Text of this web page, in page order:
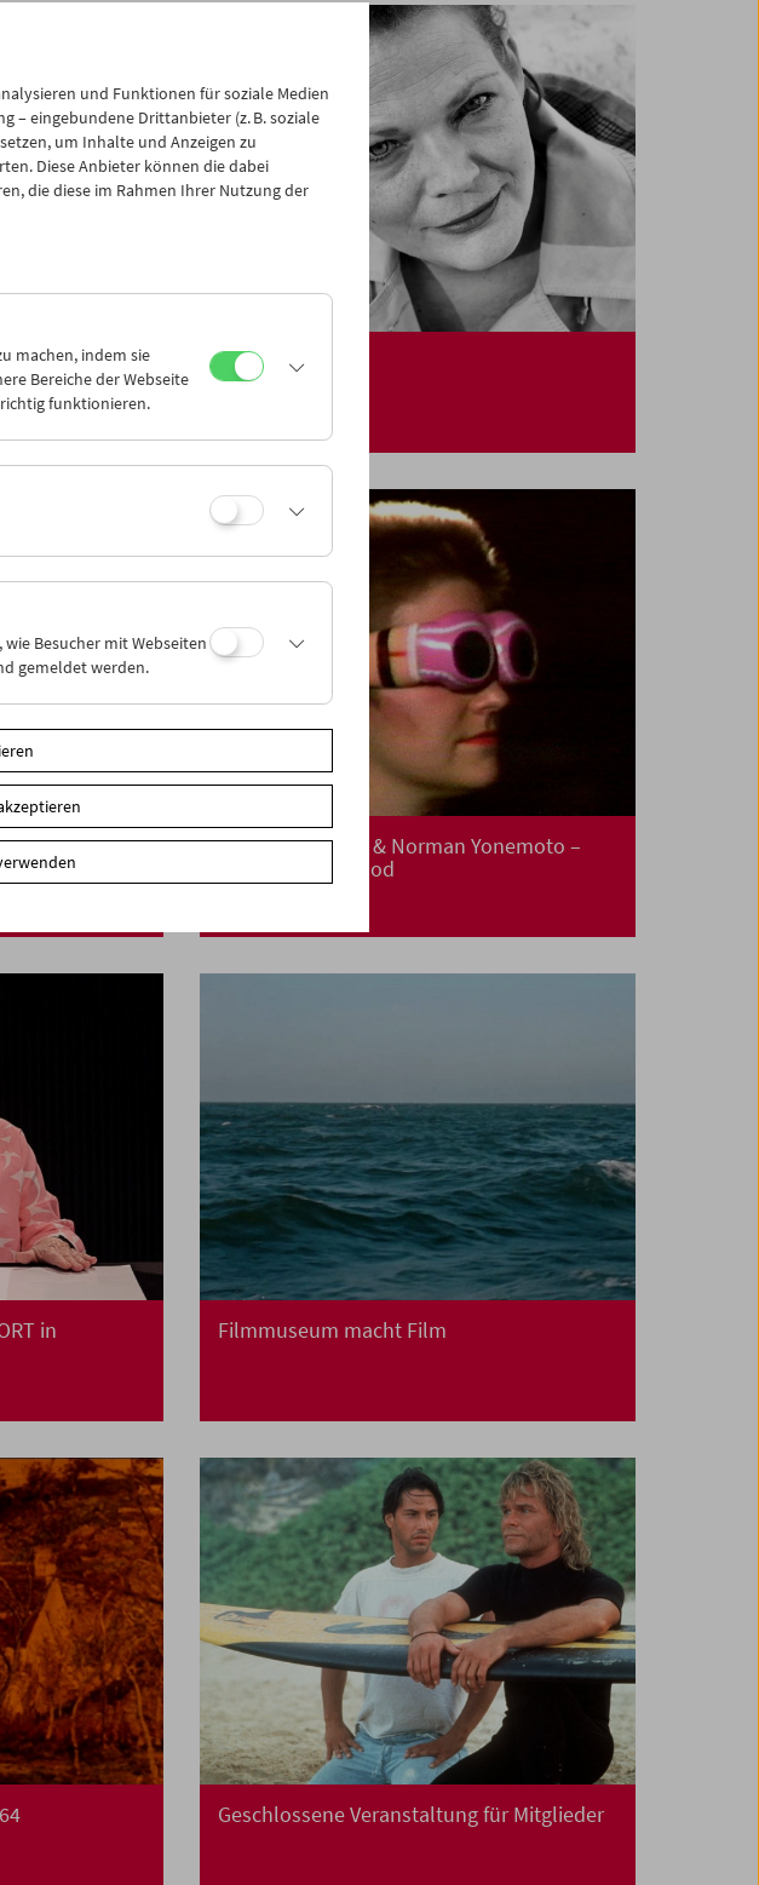
Emily Artmann
In memoriam
In Person: Bruce & Norman Yonemoto –
Made in Hollywood
in
Filmmuseum macht Film
Geschlossene Veranstaltung für Mitglieder
und Funktionen für soziale Medien
– eingebundene Drittanbieter (z. B. soziale
um Inhalte und Anzeigen zu
Diese Anbieter können die dabei
die diese im Rahmen Ihrer Nutzung der
machen, indem sie
Bereiche der Webseite
funktionieren.
Besucher mit Webseiten
gemeldet werden.